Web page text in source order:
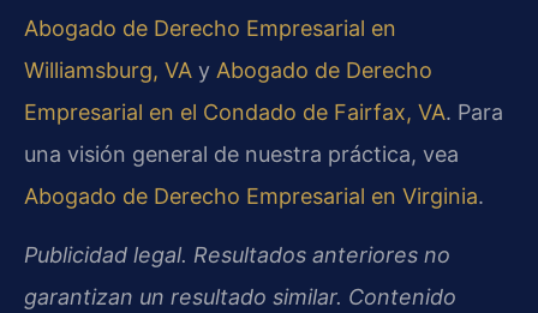
Abogado de Derecho Empresarial en
Williamsburg, VA y Abogado de Derecho
Empresarial en el Condado de Fairfax, VA. Para
una visión general de nuestra práctica, vea
Abogado de Derecho Empresarial en Virginia.
Publicidad legal. Resultados anteriores no
garantizan un resultado similar. Contenido